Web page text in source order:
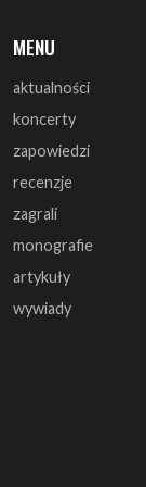
zapowiedzi
recenzje
zagrali
monografie
artykuły
wywiady
© 1997 -